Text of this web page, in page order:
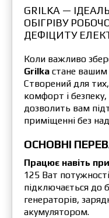
GRILKA —
ОБІГРІВУ
ДЕФІЦИТУ
Коли важливо
Grilka стане
Створений для
комфорт і
дозволить вам
приміщенні без
ОСНОВНІ
Працює навіть
125 Ват
підключається до
генераторів,
акумулятором.